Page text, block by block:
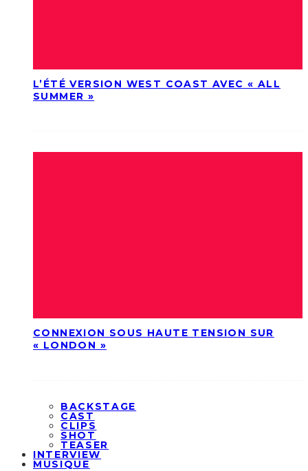
L’ÉTÉ VERSION WEST COAST AVEC « ALL
SUMMER »
CONNEXION SOUS HAUTE TENSION SUR
« LONDON »
BACKSTAGE
CAST
CLIPS
SHOT
TEASER
INTERVIEW
MUSIQUE